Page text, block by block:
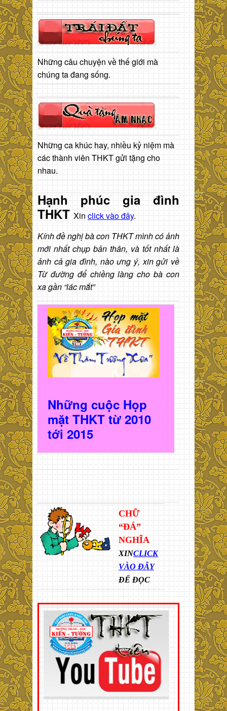
Những câu chuyện về thế giới mà
chúng ta đang sống.
Những ca khúc hay, nhiều kỷ niệm mà
các thành viên THKT gửi tặng cho
nhau.
Hạnh phúc gia đình
THKT Xin click vào đây.
Kính đề nghị bà con THKT mình có ảnh
mới nhất chụp bản thân, và tốt nhất là
ảnh cả gia đình, nào ưng ý, xin gửi về
Từ đường để chiềng làng cho bà con
xa gần “lác mắt”
Những cuộc Họp
mặt THKT từ 2010
tới 2015
CHỮ
“ĐÁ”
NGHĨA
XINCLICK
VÀO ĐÂY
ĐỂ ĐỌC